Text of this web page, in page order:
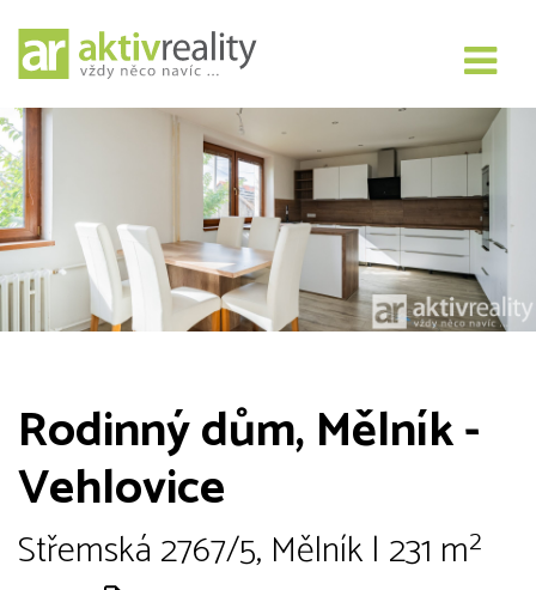
Rodinný dům, Mělník -
Vehlovice
Střemská 2767/5, Mělník | 231 m²